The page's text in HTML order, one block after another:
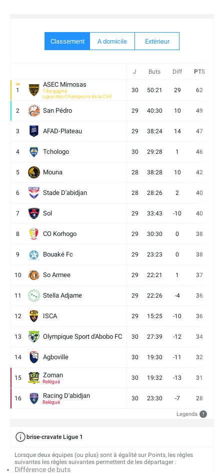
Classement A domicile Extèrieur
J Buts Diff PTS
1
ASEC Mimosas
Titre gagné
Ligue des Champions de la CAF
30 50:21 29 62
2 San Pédro 29 40:30 10 49
3 AFAD-Plateau 29 38:24 14 47
4 Tchologo 30 29:28 1 46
5 Mouna 28 38:28 10 42
6 Stade D'abidjan 28 28:26 2 40
7 Sol 29 33:43 -10 40
8 CO Korhogo 29 30:30 0 38
9 Bouaké Fc 29 23:23 0 38
10 So Armee 29 22:21 1 37
11 Stella Adjame 29 22:26 -4 36
12 ISCA 29 15:25 -10 36
13 Olympique Sport d'Abobo FC 30 27:39 -12 34
14 Agboville 30 19:30 -11 32
15 Zoman
Relégué
30 19:32 -13 31
16 Racing D'abidjan
Relégué
30 23:30 -7 28
Legenda ?
brise-cravate Ligue 1
Lorsque deux équipes (ou plus) sont à égalité sur Points, les règles
suivantes les règles suivantes permettent de les départager :
Différence de buts